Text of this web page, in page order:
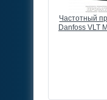
Частотный
Danfoss VLT